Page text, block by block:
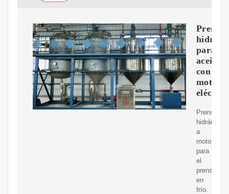
Prensa
para
con
motor
Prensa
hidráulica
a
motor
para
el
prensado
en
frío.